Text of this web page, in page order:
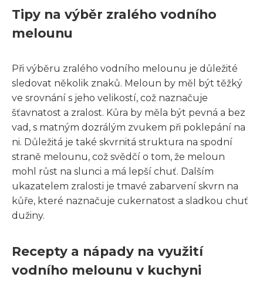
Tipy na výběr zralého vodního
melounu
Při výběru zralého vodního melounu je důležité
sledovat několik znaků. Meloun by měl být těžký
ve srovnání s jeho velikostí, což naznačuje
šťavnatost a zralost. Kůra by měla být pevná a bez
vad, s matným dozrálým zvukem při poklepání na
ni. Důležitá je také skvrnitá struktura na spodní
straně melounu, což svědčí o tom, že meloun
mohl růst na slunci a má lepší chuť. Dalším
ukazatelem zralosti je tmavé zabarvení skvrn na
kůře, které naznačuje cukernatost a sladkou chuť
dužiny.
Recepty a nápady na využití
vodního melounu v kuchyni